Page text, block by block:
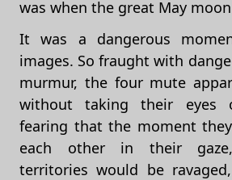
was when the great May
It was a dangerous
images. So fraught with
murmur, the four mute
without taking their eyes
fearing that the moment
each other in their
territories would be